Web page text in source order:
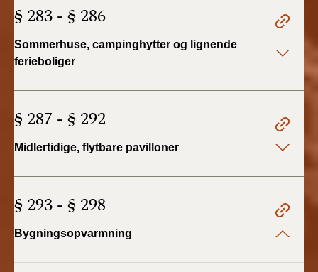
§ 283 - § 286
Sommerhuse, campinghytter og lignende
ferieboliger
§ 287 - § 292
Midlertidige, flytbare pavilloner
§ 293 - § 298
Bygningsopvarmning